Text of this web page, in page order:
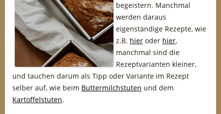
begeistern. Manchmal
werden daraus
eigenständige Rezepte, wie
z.B. hier oder hier,
manchmal sind die
Rezeptvarianten kleiner,
und tauchen darum als Tipp oder Variante im Rezept
selber auf, wie beim Buttermilchstuten und dem
Kartoffelstuten.